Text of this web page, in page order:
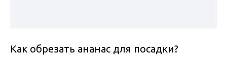
Как обрезать ананас для посадки?